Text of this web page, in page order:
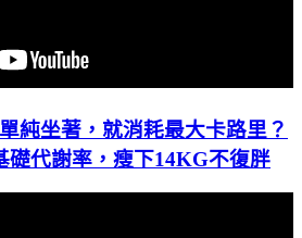
純坐著，就消耗最大卡路里？
礎代謝率，瘦下14KG不復胖